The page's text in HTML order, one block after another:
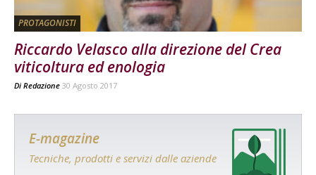
PROTAGONISTI
Riccardo Velasco alla direzione del Crea
viticoltura ed enologia
Di Redazione 30 Agosto 2017
E-magazine
Tecniche, prodotti e servizi dalle aziende